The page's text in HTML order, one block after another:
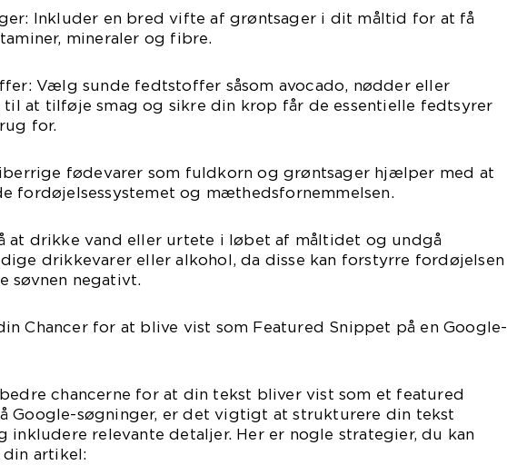
Inkluder en bred vifte af grøntsager i dit måltid for at få
mineraler og fibre.
Vælg sunde fedtstoffer såsom avocado, nødder eller
til at tilføje smag og sikre din krop får de essentielle fedtsyrer
for.
fødevarer som fuldkorn og grøntsager hjælper med at
fordøjelsessystemet og mæthedsfornemmelsen.
at drikke vand eller urtete i løbet af måltidet og undgå
drikkevarer eller alkohol, da disse kan forstyrre fordøjelsen
søvnen negativt.
Chancer for at blive vist som Featured Snippet på en Google-
chancerne for at din tekst bliver vist som et featured
Google-søgninger, er det vigtigt at strukturere din tekst
inkludere relevante detaljer. Her er nogle strategier, du kan
din artikel: